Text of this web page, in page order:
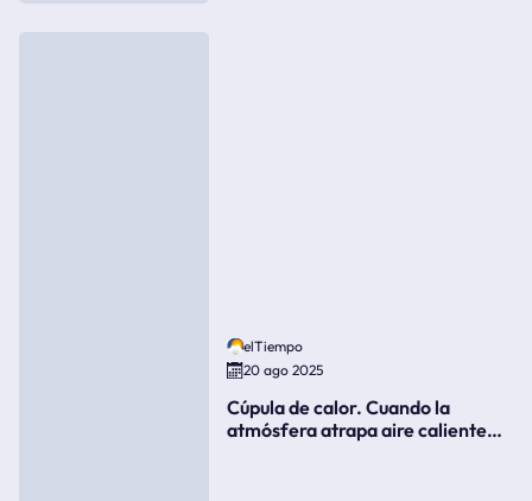
elTiempo
20 ago 2025
Cúpula de calor. Cuando la
atmósfera atrapa aire caliente